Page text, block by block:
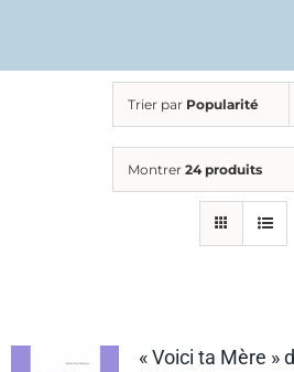
Trier par Popularité
Montrer 24 produits
« Voici ta Mère »